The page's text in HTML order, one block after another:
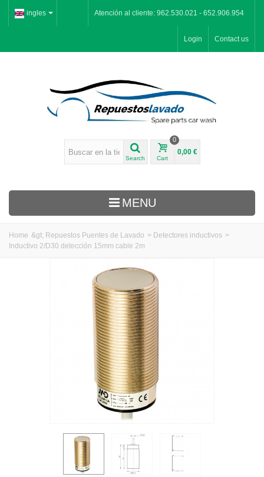
Atención al cliente: 962.530.021 - 652.906.954
ingles
Contact us
Login
Search Cart
0
0,00 €
MENU
Inicio
Home &gt; Repuestos Puentes de Lavado > Detectores inductivos >
Inductivo 2/D30 detección 15mm cable 2m